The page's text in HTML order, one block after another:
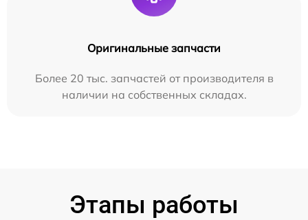
Оригинальные запчасти
Более 20 тыс. запчастей от производителя в
наличии на собственных складах.
Этапы работы